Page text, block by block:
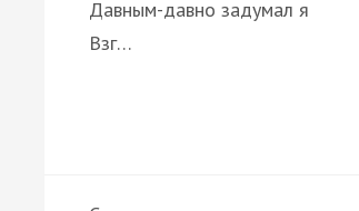
Давным-давно задумал я
Взг…